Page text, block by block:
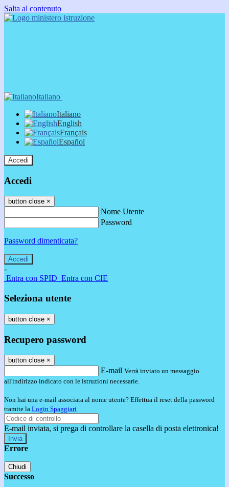
Salta al contenuto
Italiano
Italiano
English
Français
Español
Accedi
Accedi
button close ×
Nome Utente
Password
Password dimenticata?
-
Entra con SPID Entra con CIE
Seleziona utente
button close ×
Recupero password
button close ×
E-mail Verrà inviato un messaggio
all'indirizzo indicato con le istruzioni necessarie.
Non hai una e-mail associata al nome utente? Effettua il reset della password
tramite la Login Spaggiari
E-mail inviata, si prega di controllare la casella di posta elettronica!
Errore
Chiudi
Successo